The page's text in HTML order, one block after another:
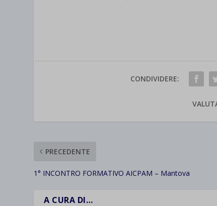
CONDIVIDERE:
PRECEDENTE
1° INCONTRO FORMATIVO AICPAM – Mantova
A CURA DI…